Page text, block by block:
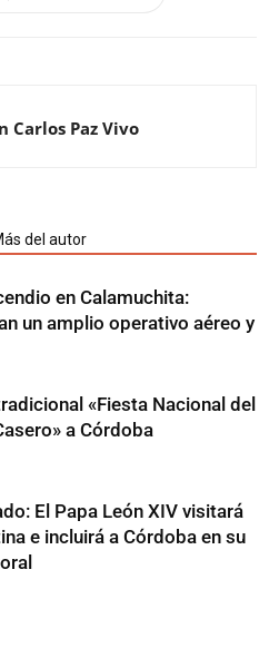
Carlos Paz Vivo
del autor
en Calamuchita:
un amplio operativo aéreo y
«Fiesta Nacional del
a Córdoba
El Papa León XIV visitará
e incluirá a Córdoba en su